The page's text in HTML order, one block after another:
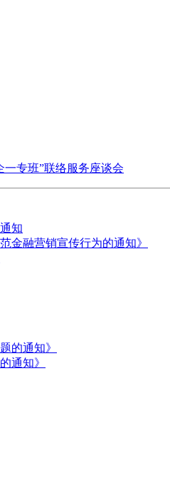
专班”联络服务座谈会
知
金融营销宣传行为的通知》
的通知》
通知》